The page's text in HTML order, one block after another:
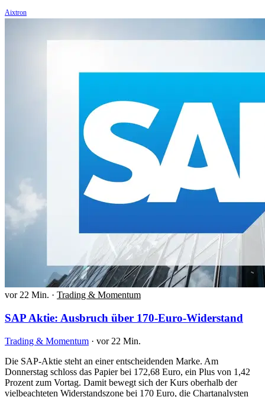
Aixtron
vor 22 Min. · Trading & Momentum
SAP Aktie: Ausbruch über 170-Euro-Widerstand
Trading & Momentum · vor 22 Min.
Die SAP-Aktie steht an einer entscheidenden Marke. Am
Donnerstag schloss das Papier bei 172,68 Euro, ein Plus von 1,42
Prozent zum Vortag. Damit bewegt sich der Kurs oberhalb der
vielbeachteten Widerstandszone bei 170 Euro, die Chartanalysten